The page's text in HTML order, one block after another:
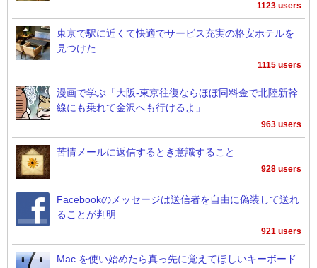
1123 users
東京で駅に近くて快適でサービス充実の格安ホテルを
見つけた
1115 users
漫画で学ぶ「大阪-東京往復ならほぼ同料金で北陸新幹
線にも乗れて金沢へも行けるよ」
963 users
苦情メールに返信するとき意識すること
928 users
Facebookのメッセージは送信者を自由に偽装して送れ
ることが判明
921 users
Mac を使い始めたら真っ先に覚えてほしいキーボード